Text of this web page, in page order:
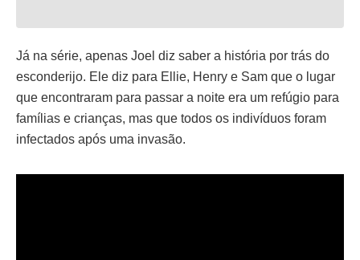
Já na série, apenas Joel diz saber a história por trás do
esconderijo. Ele diz para Ellie, Henry e Sam que o lugar
que encontraram para passar a noite era um refúgio para
famílias e crianças, mas que todos os indivíduos foram
infectados após uma invasão.